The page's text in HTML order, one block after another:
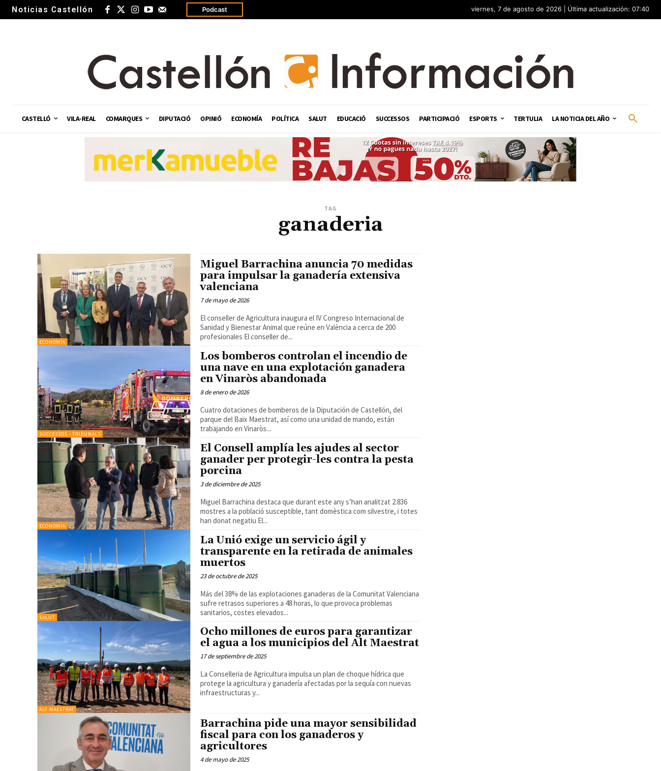
Noticias Castellón Podcast viernes, 7 de agosto de 2026 | Última actualización: 07:40
CASTELLÓ VILA-REAL COMARQUES DIPUTACIÓ OPINIÓ ECONOMÍA POLÍTICA SALUT EDUCACIÓ SUCCESSOS PARTICIPACIÓ ESPORTS TERTULIA LA NOTICIA DEL AÑO
TAG
ganaderia
ECONOMÍA
Miguel Barrachina anuncia 70 medidas
para impulsar la ganadería extensiva
valenciana
7 de mayo de 2026
El conseller de Agricultura inaugura el IV Congreso Internacional de
Sanidad y Bienestar Animal que reúne en València a cerca de 200
profesionales El conseller de...
SUCCESSOS - TRIBUNALS
Los bomberos controlan el incendio de
una nave en una explotación ganadera
en Vinaròs abandonada
8 de enero de 2026
Cuatro dotaciones de bomberos de la Diputación de Castellón, del
parque del Baix Maestrat, así como una unidad de mando, están
trabajando en Vinaròs...
ECONOMÍA
El Consell amplía les ajudes al sector
ganader per protegir-les contra la pesta
porcina
3 de diciembre de 2025
Miguel Barrachina destaca que durant este any s’han analitzat 2.836
mostres a la població susceptible, tant domèstica com silvestre, i totes
han donat negatiu El...
SALUT
La Unió exige un servicio ágil y
transparente en la retirada de animales
muertos
23 de octubre de 2025
Más del 38% de las explotaciones ganaderas de la Comunitat Valenciana
sufre retrasos superiores a 48 horas, lo que provoca problemas
sanitarios, costes elevados...
ALT MAESTRAT
Ocho millones de euros para garantizar
el agua a los municipios del Alt Maestrat
17 de septiembre de 2025
La Conselleria de Agricultura impulsa un plan de choque hídrica que
protege la agricultura y ganadería afectadas por la sequía con nuevas
infraestructuras y...
Barrachina pide una mayor sensibilidad
fiscal para con los ganaderos y
agricultores
4 de mayo de 2025